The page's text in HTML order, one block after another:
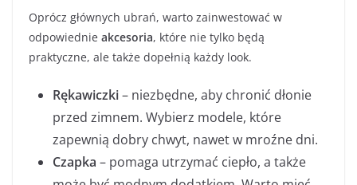
Oprócz głównych ubrań, warto zainwestować w
odpowiednie akcesoria, które nie tylko będą
praktyczne, ale także dopełnią każdy look.
Rękawiczki– niezbędne, aby chronić dłonie
przed zimnem. Wybierz modele, które
zapewnią dobry chwyt, nawet w mroźne dni.
Czapka – pomaga utrzymać ciepło, a także